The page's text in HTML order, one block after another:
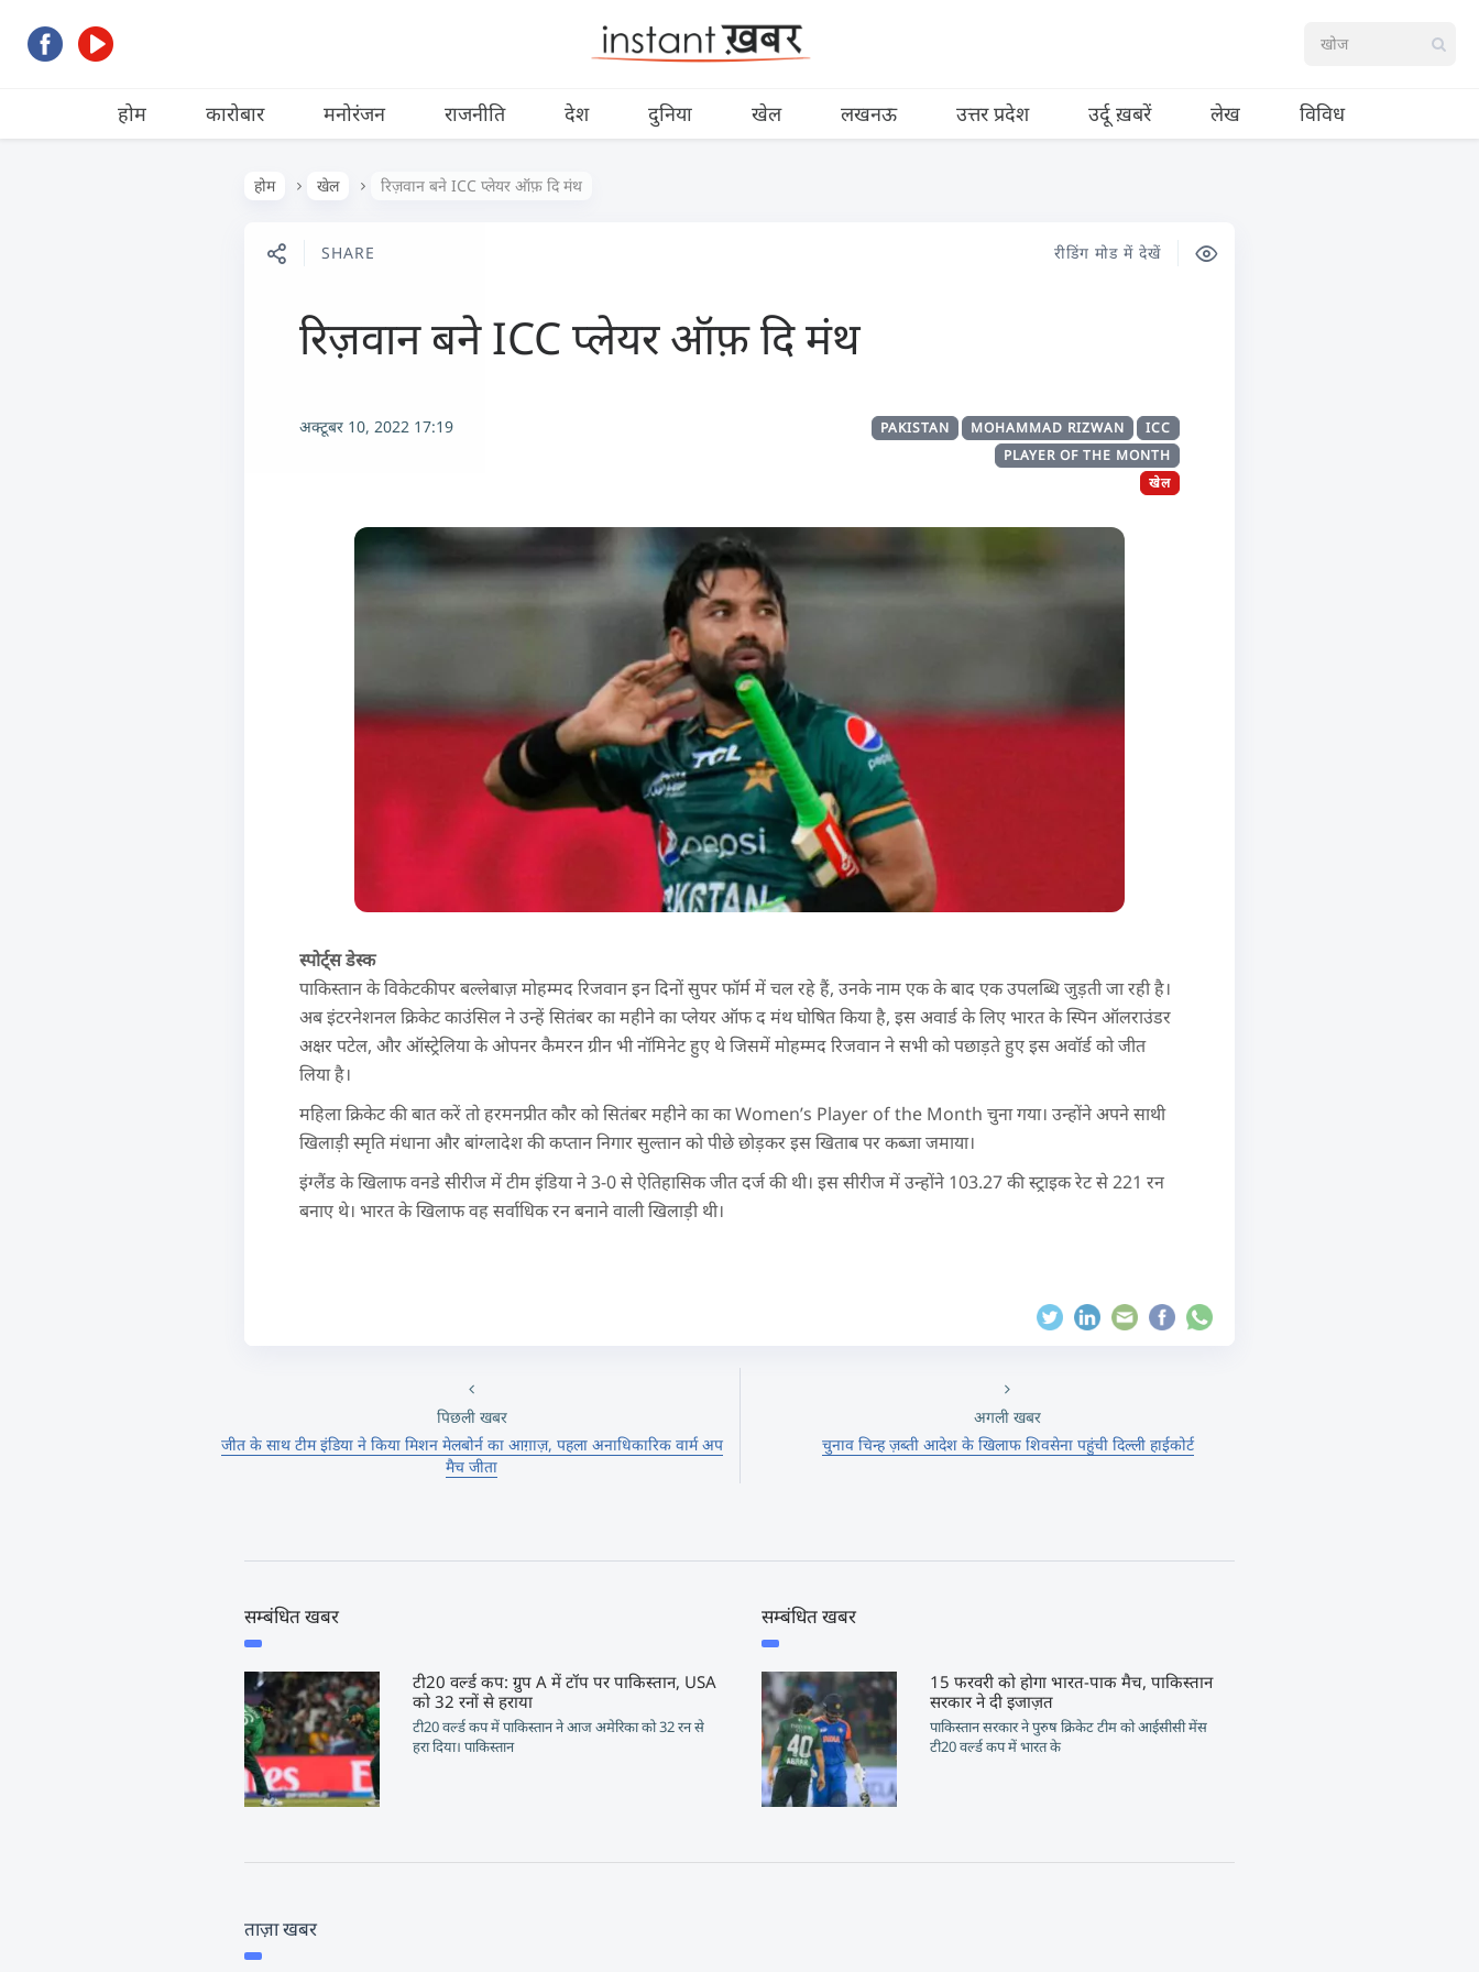
होम कारोबार मनोरंजन राजनीति देश दुनिया खेल लखनऊ उत्तर प्रदेश उर्दू ख़बरें लेख विविध
होम खेल रिज़वान बने ICC प्लेयर ऑफ़ दि मंथ
SHARE रीडिंग मोड में देखें
रिज़वान बने ICC प्लेयर ऑफ़ दि मंथ
अक्टूबर 10, 2022 17:19 ICC
MOHAMMAD RIZWAN
PAKISTAN
PLAYER OF THE MONTH
खेल
स्पोर्ट्स डेस्क
पाकिस्तान के विकेटकीपर बल्लेबाज़ मोहम्मद रिजवान इन दिनों सुपर फॉर्म में चल रहे हैं, उनके नाम एक के बाद एक उपलब्धि जुड़ती जा रही है।
अब इंटरनेशनल क्रिकेट काउंसिल ने उन्हें सितंबर का महीने का प्लेयर ऑफ द मंथ घोषित किया है, इस अवार्ड के लिए भारत के स्पिन ऑलराउंडर
अक्षर पटेल, और ऑस्ट्रेलिया के ओपनर कैमरन ग्रीन भी नॉमिनेट हुए थे जिसमें मोहम्मद रिजवान ने सभी को पछाड़ते हुए इस अवॉर्ड को जीत
लिया है।
महिला क्रिकेट की बात करें तो हरमनप्रीत कौर को सितंबर महीने का का Women’s Player of the Month चुना गया। उन्होंने अपने साथी
खिलाड़ी स्मृति मंधाना और बांग्लादेश की कप्तान निगार सुल्तान को पीछे छोड़कर इस खिताब पर कब्जा जमाया।
इंग्लैंड के खिलाफ वनडे सीरीज में टीम इंडिया ने 3-0 से ऐतिहासिक जीत दर्ज की थी। इस सीरीज में उन्होंने 103.27 की स्ट्राइक रेट से 221 रन
बनाए थे। भारत के खिलाफ वह सर्वाधिक रन बनाने वाली खिलाड़ी थी।
पिछली खबर
जीत के साथ टीम इंडिया ने किया मिशन मेलबोर्न का आग़ाज़, पहला अनाधिकारिक वार्म अप
मैच जीता
अगली खबर
चुनाव चिन्ह ज़ब्ती आदेश के खिलाफ शिवसेना पहुंची दिल्ली हाईकोर्ट
सम्बंधित खबर
टी20 वर्ल्ड कप: ग्रुप A में टॉप पर पाकिस्तान, USA
को 32 रनों से हराया
टी20 वर्ल्ड कप में पाकिस्तान ने आज अमेरिका को 32 रन से
हरा दिया। पाकिस्तान
सम्बंधित खबर
15 फरवरी को होगा भारत-पाक मैच, पाकिस्तान
सरकार ने दी इजाज़त
पाकिस्तान सरकार ने पुरुष क्रिकेट टीम को आईसीसी मेंस
टी20 वर्ल्ड कप में भारत के
ताज़ा खबर